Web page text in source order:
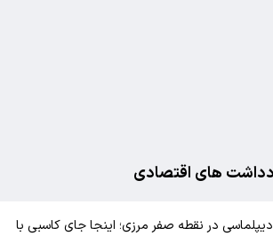
های اقتصادی
دیپلماسی در نقطه صفر مرزی؛ اینجا جای کاسبی با